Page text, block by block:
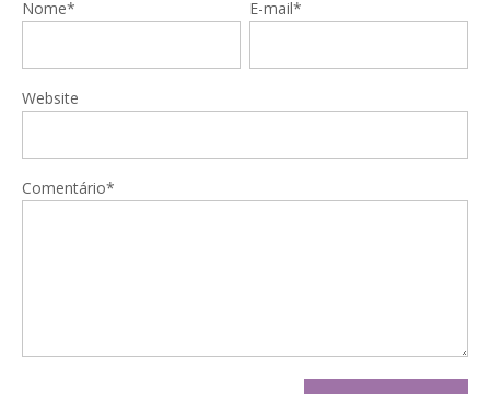
Nome* E-mail*
Website
Comentário*